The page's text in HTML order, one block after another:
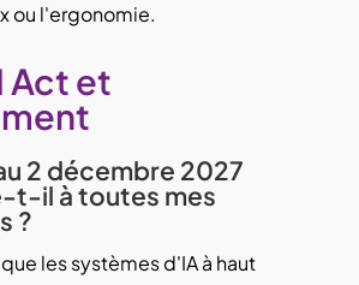
ou l'ergonomie.
Act et
2 décembre 2027
t-il à toutes mes
?
les systèmes d'IA à haut